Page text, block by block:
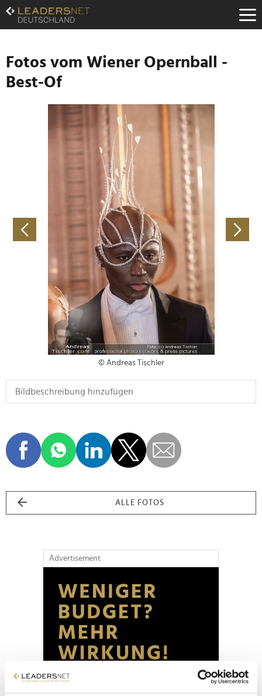
Zum
Inhalt
Zur
Navigation
Zur
Hauptnavigation
Fotos vom Wiener Opernball -
Best-Of
© Andreas Tischler
ALLE FOTOS
Advertisement